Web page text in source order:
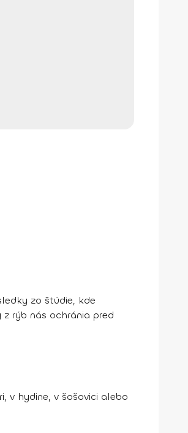
zo štúdie, kde
rýb nás ochránia pred
v hydine, v šošovici alebo